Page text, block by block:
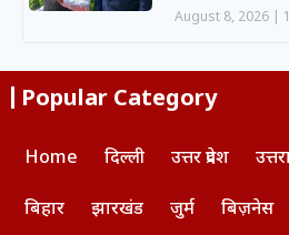
August 8, 2026
Popular Category
Home दिल्ली उत्तर प्रदेश
बिहार झारखंड जुर्म बिज़नेस